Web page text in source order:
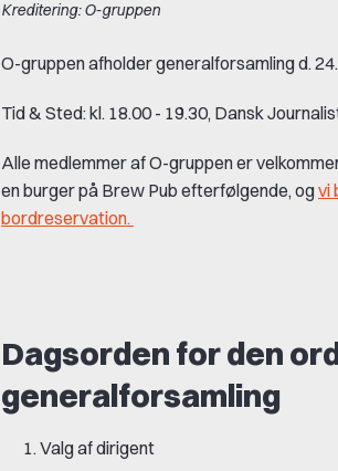
Kreditering: O-gruppen
O-gruppen afholder generalforsamling d.
Tid & Sted: kl. 18.00 - 19.30, Dansk
Alle medlemmer af O-gruppen er
en burger på Brew Pub efterfølgende, ogvi
bordreservation.
Dagsorden for den
generalforsamling
Valg af dirigent